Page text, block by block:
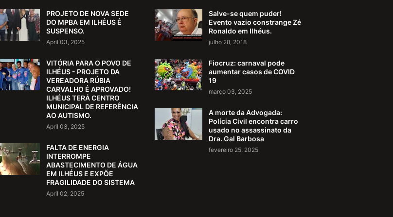
PROJETO DE NOVA SEDE
DO MPBA EM ILHÉUS É
SUSPENSO.
April 03, 2025
VITÓRIA PARA O POVO DE
ILHÉUS - PROJETO DA
VEREADORA RÚBIA
CARVALHO É APROVADO!
ILHÉUS TERÁ CENTRO
MUNICIPAL DE REFERÊNCIA
AO AUTISMO.
April 03, 2025
FALTA DE ENERGIA
INTERROMPE
ABASTECIMENTO DE ÁGUA
EM ILHÉUS E EXPÕE
FRAGILIDADE DO SISTEMA
April 02, 2025
Salve-se quem puder!
Evento vazio constrange Zé
Ronaldo em Ilhéus.
julho 28, 2018
Fiocruz: carnaval pode
aumentar casos de COVID
19
março 03, 2025
A morte da Advogada:
Polícia Civil encontra carro
usado no assassinato da
Dra. Gal Barbosa
fevereiro 25, 2025